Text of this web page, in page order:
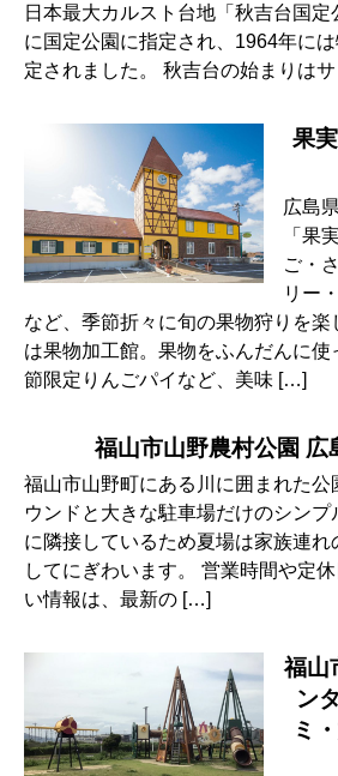
日本最大カルスト台地「秋吉台国
に国定公園に指定され、1964年に
定されました。 秋吉台の始まりは
果
広島
「果
ご・
リー
など、季節折々に旬の果物狩りを楽
は果物加工館。果物をふんだんに
節限定りんごパイなど、美味 […]
福山市山野農村公園 広
福山市山野町にある川に囲まれた公
ウンドと大きな駐車場だけのシンプ
に隣接しているため夏場は家族連れ
してにぎわいます。 営業時間や定
い情報は、最新の […]
福山
ン
ミ